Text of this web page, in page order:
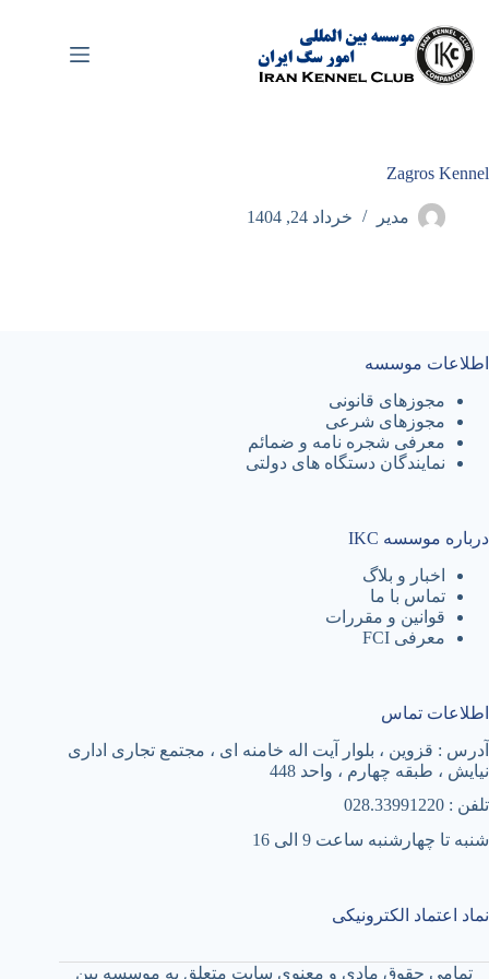
محتوا
Zagros Kennel
مدیر خرداد 24, 1404
اطلاعات موسسه
مجوزهای قانونی
مجوزهای شرعی
معرفی شجره نامه و ضمائم
نمایندگان دستگاه های دولتی
درباره موسسه IKC
اخبار و بلاگ
تماس با ما
قوانین و مقررات
معرفی FCI
اطلاعات تماس
آدرس : قزوین ، بلوار آیت اله خامنه ای ، مجتمع تجاری اداری
نیایش ، طبقه چهارم ، واحد 448
تلفن : 028.33991220
شنبه تا چهارشنبه ساعت 9 الی 16
نماد اعتماد الکترونیکی
تمامی حقوق مادی و معنوی سایت متعلق به موسسه بین